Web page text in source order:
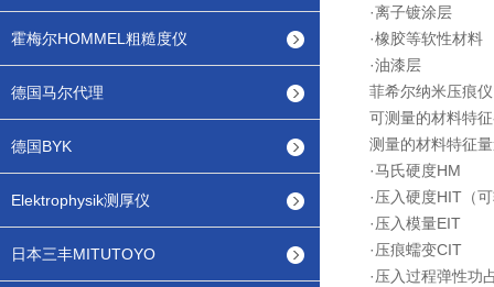
霍梅尔HOMMEL粗糙度仪
德国马尔代理
德国BYK
Elektrophysik测厚仪
日本三丰MITUTOYO
·离子镀涂层
·橡胶等软性材料
·油漆层
菲希尔纳米压痕仪
可测量的材料特
测量的材料特征
·马氏硬度HM
·压入硬度HIT（
·压入模量EIT
·压痕蠕变CIT
·压入过程弹性功